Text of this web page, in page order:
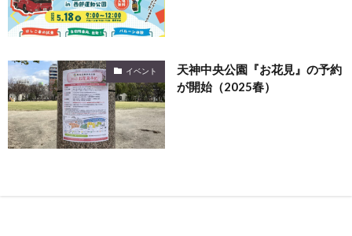
イベント
天神中央公園『お花見』の予約
が開始（2025春）